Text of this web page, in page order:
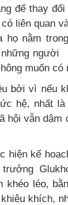
để thay
liên quan
họ nằm
người
muốn
bởi vì nếu
hệ, nhất là
hội vẫn dậm
hiện kế
khéo léo,
khích,